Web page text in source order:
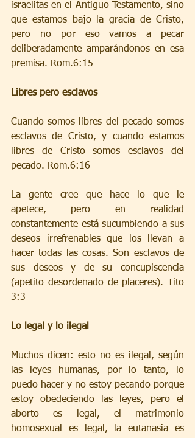
israelitas en el Antiguo Testamento, sino
que estamos bajo la gracia de Cristo,
pero no por eso vamos a pecar
deliberadamente amparándonos en esa
premisa. Rom.6:15
Libres pero esclavos
Cuando somos libres del pecado somos
esclavos de Cristo, y cuando estamos
libres de Cristo somos esclavos del
pecado. Rom.6:16
La gente cree que hace lo que le
apetece, pero en realidad
constantemente está sucumbiendo a sus
deseos irrefrenables que los llevan a
hacer todas las cosas. Son esclavos de
sus deseos y de su concupiscencia
(apetito desordenado de placeres). Tito
3:3
Lo legal y lo ilegal
Muchos dicen: esto no es ilegal, según
las leyes humanas, por lo tanto, lo
puedo hacer y no estoy pecando porque
estoy obedeciendo las leyes, pero el
aborto es legal, el matrimonio
homosexual es legal, la eutanasia es